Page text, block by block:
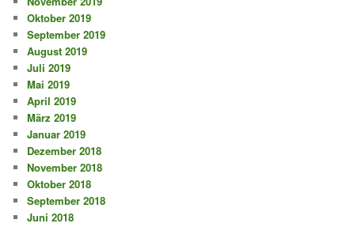
Oktober 2019
September 2019
August 2019
Juli 2019
Mai 2019
April 2019
März 2019
Januar 2019
Dezember 2018
November 2018
Oktober 2018
September 2018
Juni 2018